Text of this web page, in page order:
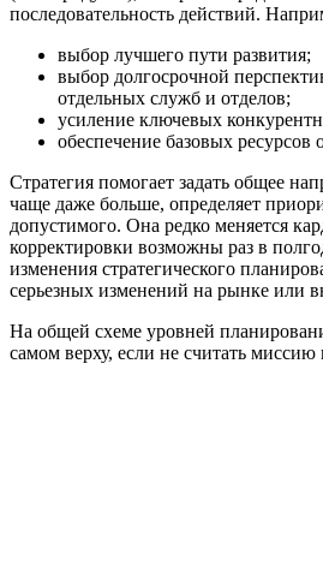
последовательность действий.
выбор лучшего пути развития;
выбор долгосрочной
отдельных служб и отделов;
усиление ключевых
обеспечение базовых ресурсов
Стратегия помогает задать общее
чаще даже больше, определяет
допустимого. Она редко меняется
корректировки возможны раз в
изменения стратегического
серьезных изменений на рынке или
На общей схеме уровней
самом верху, если не считать